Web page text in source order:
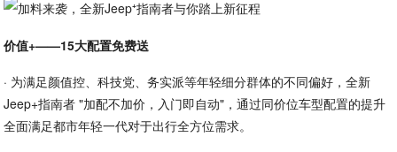
价值+——15大配置免费送
· 为满足颜值控、科技党、务实派等年轻细分群体的不同偏好，全新
Jeep+指南者 "加配不加价，入门即自动"，通过同价位车型配置的提升
全面满足都市年轻一代对于出行全方位需求。